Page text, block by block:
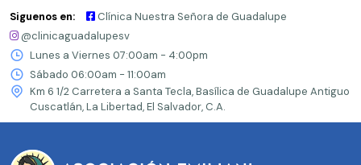
Siguenos en:
Clínica Nuestra Señora de Guadalupe
@clinicaguadalupesv
Lunes a Viernes 07:00am - 4:00pm
Sábado 06:00am - 11:00am
Km 6 1/2 Carretera a Santa Tecla, Basílica de Guadalupe Antiguo
Cuscatlán, La Libertad, El Salvador, C.A.